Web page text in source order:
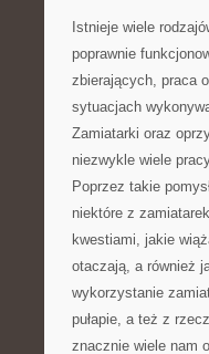
Istnieje wiele
poprawnie
zbierających, praca
sytuacjach
Zamiatarki oraz
niezwykle wiele
Poprzez takie
niektóre z
kwestiami, jakie
otaczają, a również
wykorzystanie
pułapie, a też z
znacznie wiele nam